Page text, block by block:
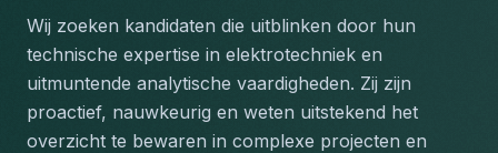
Wij zoeken kandidaten die uitblinken door hun
technische expertise in elektrotechniek en
uitmuntende analytische vaardigheden. Zij zijn
proactief, nauwkeurig en weten uitstekend het
overzicht te bewaren in complexe projecten en